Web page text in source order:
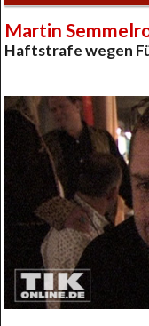
Martin
Haftstrafe wegen